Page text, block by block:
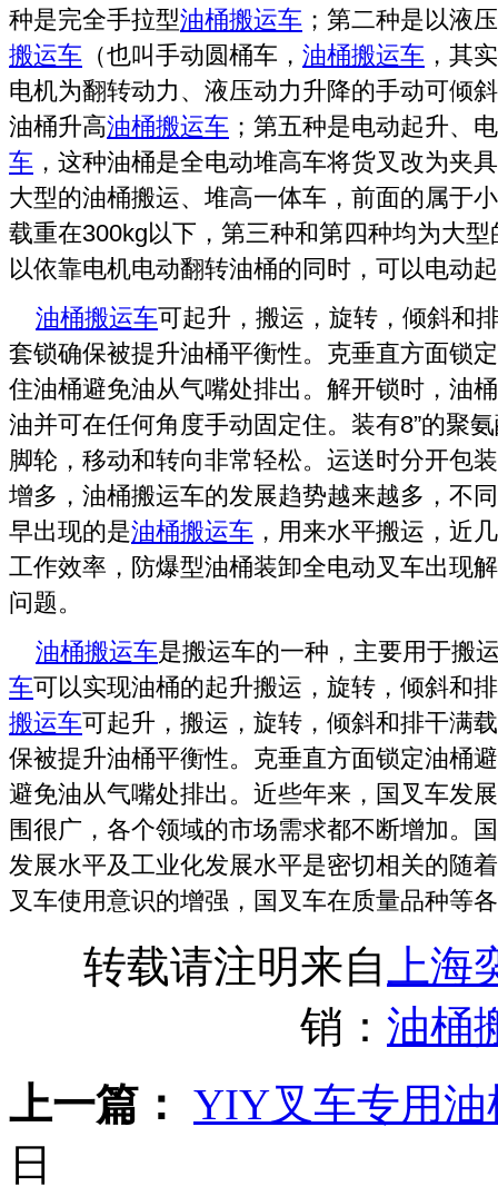
种是完全手拉型油桶搬运车 ；第二种是以液
搬运车 （也叫手动圆桶车， 油桶搬运车 ，其
电机为翻转动力、液压动力升降的手动可倾
油桶升高油桶搬运车 ；第五种是电动起升、
车 ，这种油桶是全电动堆高车将货叉改为夹
大型的油桶搬运、堆高一体车，前面的属于
载重在300kg以下，第三种和第四种均为大
以依靠电机电动翻转油桶的同时，可以电动
油桶搬运车可起升，搬运，旋转，倾斜和
套锁确保被提升油桶平衡性。克垂直方面锁
住油桶避免油从气嘴处排出。解开锁时，油
油并可在任何角度手动固定住。装有8”的聚
脚轮，移动和转向非常轻松。运送时分开包
增多，油桶搬运车的发展趋势越来越多，不
早出现的是油桶搬运车 ，用来水平搬运，近
工作效率，防爆型油桶装卸全电动叉车出现
问题。
油桶搬运车是搬运车的一种，主要用于搬
车可以实现油桶的起升搬运，旋转，倾斜和
搬运车可起升，搬运，旋转，倾斜和排干满
保被提升油桶平衡性。克垂直方面锁定油桶
避免油从气嘴处排出。近些年来，国叉车发
围很广，各个领域的市场需求都不断增加。
发展水平及工业化发展水平是密切相关的随
叉车使用意识的增强，国叉车在质量品种等
转载请注明来自
上
销： 油桶
上一篇： YIY叉车专用
日